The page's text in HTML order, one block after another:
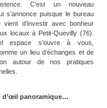
C’est un nouveau
s’annonce puisque le bureau
vient d’investir avec bonheur
locaux à Petit-Quevilly (76).
espace s’ouvre à vous,
un lieu d’échanges et de
autour de nos pratiques
d’œil panoramique…